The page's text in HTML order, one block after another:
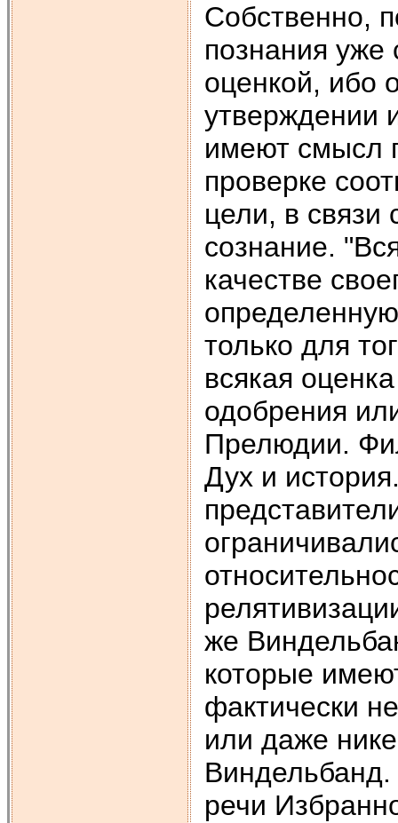
Собственно,
познания
оценкой, ибо
утверждении
имеют смысл
проверке
цели, в связи
сознание.
качестве
только для
всякая
одобрения
Прелюдии.
Дух и
же
которые
фактически
или даже
речи